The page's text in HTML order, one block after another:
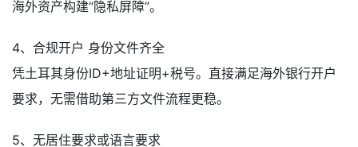
海外资产构建“隐私屏障”。
4、合规开户 身份文件齐全
凭土耳其身份ID+地址证明+税号。直接满足海外银行开户
要求，无需借助第三方文件流程更稳。
5、无居住要求或语言要求